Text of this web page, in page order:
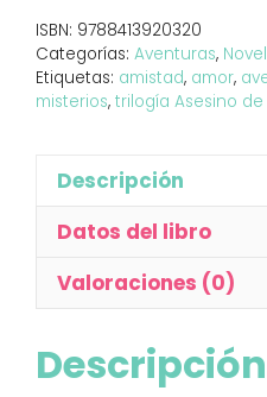
ISBN: 9788413920320
Categorías: Aventuras,
Etiquetas: amistad, amor,
misterios, trilogía Asesino de
Descripción
Datos del libro
Valoraciones (0)
Descripción